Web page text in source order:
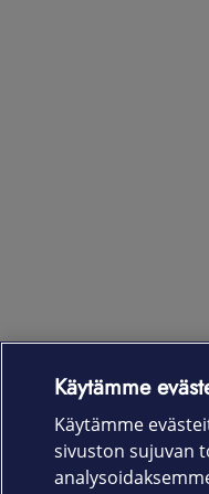
Laitteet & liittymät
Palvelut
Käytämme
Käytämme
sivuston sujuvan